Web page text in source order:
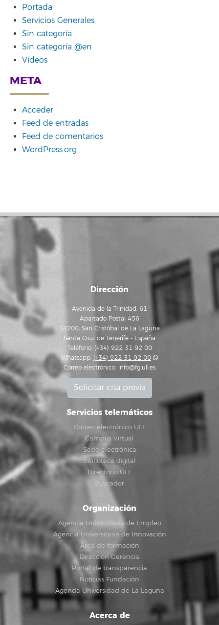
Portada
Servicios Generales
Sin categoría
Sin categoría @en
Vídeos
META
Acceder
Feed de entradas
Feed de comentarios
WordPress.org
Dirección
Avenida de la Trinidad, 61
Apartado Postal 456
38200, San Cristóbal de La Laguna
Santa Cruz de Tenerife - España
Teléfono: (+34) 922 31 92 00
Whatsapp: (+34) 922 31 92 00
Correo electrónico: info@fg.ull.es
Solicitar cita previa
Servicios telemáticos
Correo electrónico ULL
Campus Virtual
Sede electrónica
Biblioteca digital
Directorio ULL
Buscador
Organización
Agencia Universitaria de Empleo
Agencia Universitaria de Innovación
Área de formación
Dirección Gerencia
Portal de transparencia
Noticias Fundación
Agenda Universidad de La Laguna
Acerca de